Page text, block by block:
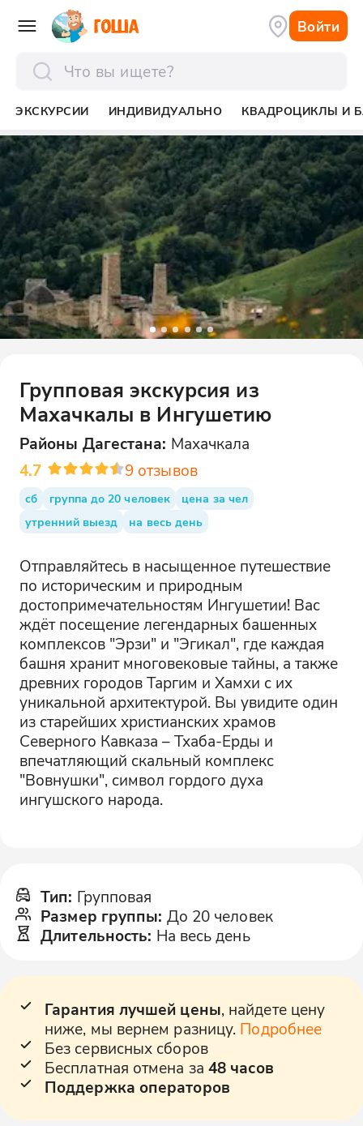
Войти
ЭКСКУРСИИ ИНДИВИДУАЛЬНО КВАДРОЦИКЛЫ И
Групповая экскурсия из
Махачкалы в Ингушетию
Районы Дагестана: Махачкала
4.7
9 отзывов
сб группа до 20 человек
цена за чел
утренний выезд
на весь день
Отправляйтесь в насыщенное путешествие
по историческим и природным
достопримечательностям Ингушетии! Вас
ждёт посещение легендарных башенных
комплексов "Эрзи" и "Эгикал", где каждая
башня хранит многовековые тайны, а также
древних городов Таргим и Хамхи с их
уникальной архитектурой. Вы увидите один
из старейших христианских храмов
Северного Кавказа – Тхаба-Ерды и
впечатляющий скальный комплекс
"Вовнушки", символ гордого духа
ингушского народа.
Тип: Групповая
Размер группы: До 20 человек
Длительность: На весь день
Гарантия лучшей цены, найдете цену
ниже, мы вернем разницу. Подробнее
Без сервисных сборов
Бесплатная отмена за 48 часов
Поддержка операторов